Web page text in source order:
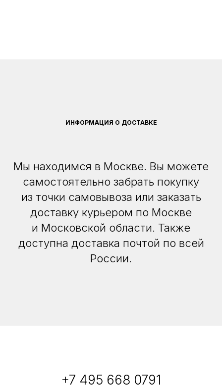
ИНФОРМАЦИЯ О ДОСТАВКЕ
Мы находимся в Москве. Вы можете
самостоятельно забрать покупку
из точки самовывоза или заказать
доставку курьером по Москве
и Московской области. Также
доступна доставка почтой по всей
России.
+7 495 668 0791